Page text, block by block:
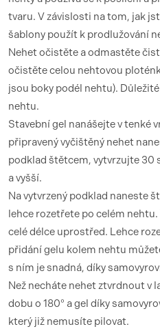
tvaru. V závislosti na tom, jak
šablony použít k prodlužování
Nehet očistěte a odmastěte
očistěte celou nehtovou
jsou boky podél nehtu).
nehtu.
Stavební gel nanášejte v tenké
připravený vyčištěný nehet
podklad štětcem, vytvrzujte 30
a vyšší.
Na vytvrzený podklad naneste
lehce rozetřete po celém
celé délce uprostřed. Lehce
přidání gelu kolem nehtu
s ním je snadná, díky
Než necháte nehet ztvrdnout v
dobu o 180° a gel díky
který již nemusíte pilovat.